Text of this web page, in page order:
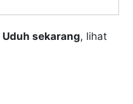
Uduh sekarang, lihat